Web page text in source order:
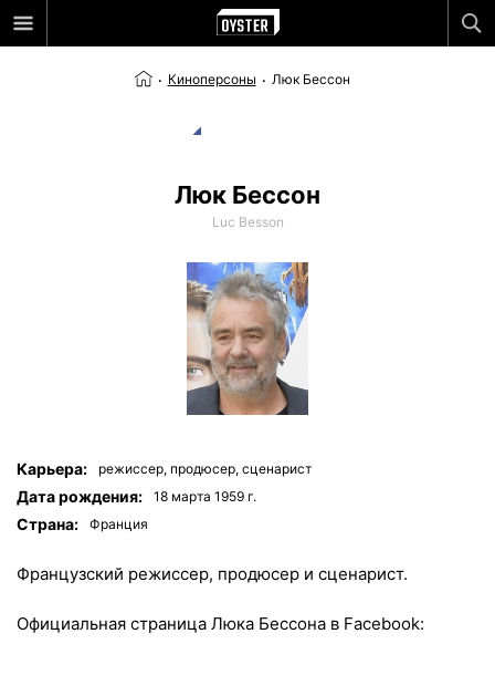
Киноперсоны Люк Бессон
Люк Бессон
Luc Besson
Карьера: режиссер, продюсер, сценарист
Дата рождения: 18 мартa 1959 г.
Страна: Франция
Французский режиссер, продюсер и сценарист.
Официальная страница Люка Бессона в Facebook: